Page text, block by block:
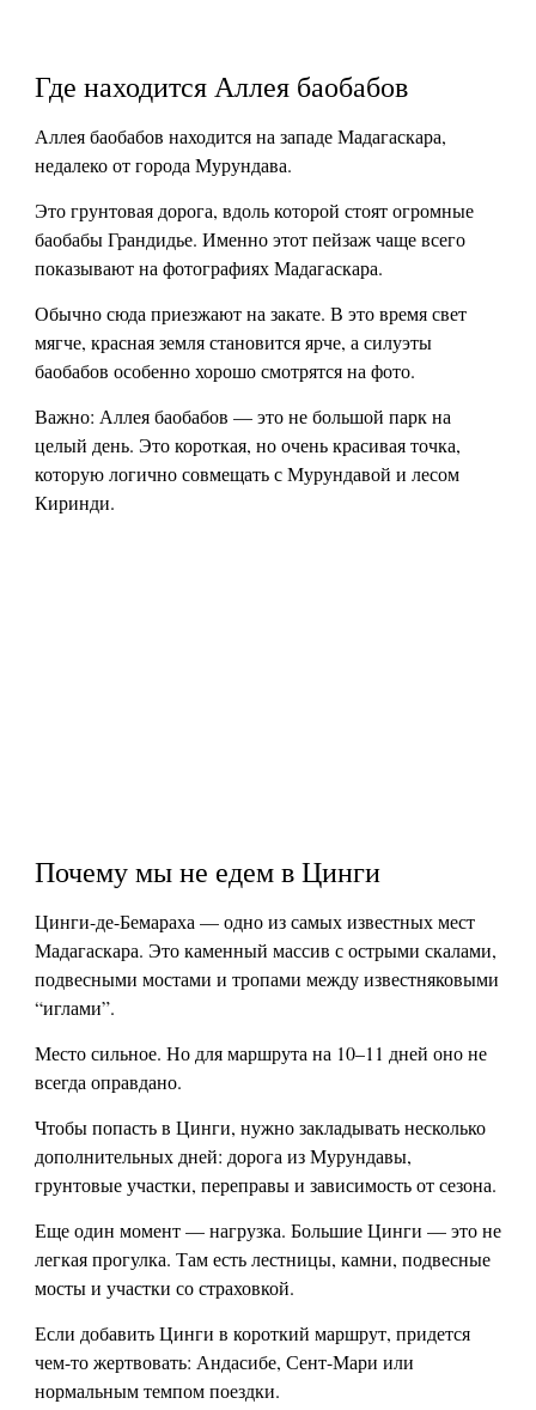
Где находится Аллея баобабов
Аллея баобабов находится на западе Мадагаскара,
недалеко от города Мурундава.
Это грунтовая дорога, вдоль которой стоят огромные
баобабы Грандидье. Именно этот пейзаж чаще всего
показывают на фотографиях Мадагаскара.
Обычно сюда приезжают на закате. В это время свет
мягче, красная земля становится ярче, а силуэты
баобабов особенно хорошо смотрятся на фото.
Важно: Аллея баобабов — это не большой парк на
целый день. Это короткая, но очень красивая точка,
которую логично совмещать с Мурундавой и лесом
Киринди.
Почему мы не едем в Цинги
Цинги-де-Бемараха — одно из самых известных мест
Мадагаскара. Это каменный массив с острыми скалами,
подвесными мостами и тропами между известняковыми
“иглами”.
Место сильное. Но для маршрута на 10–11 дней оно не
всегда оправдано.
Чтобы попасть в Цинги, нужно закладывать несколько
дополнительных дней: дорога из Мурундавы,
грунтовые участки, переправы и зависимость от сезона.
Еще один момент — нагрузка. Большие Цинги — это не
легкая прогулка. Там есть лестницы, камни, подвесные
мосты и участки со страховкой.
Если добавить Цинги в короткий маршрут, придется
чем-то жертвовать: Андасибе, Сент-Мари или
нормальным темпом поездки.